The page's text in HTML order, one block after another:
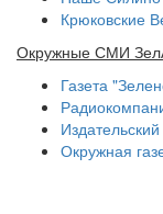
Крюковские
Окружные СМИ
Газета
Окружная